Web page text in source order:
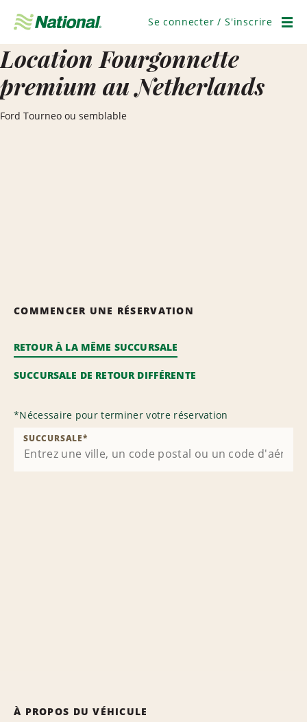
navigation
Se connecter / S'inscrire
Location Fourgonnette
premium au Netherlands
Ford Tourneo ou semblable
COMMENCER UNE RÉSERVATION
RETOUR À LA MÊME SUCCURSALE
SUCCURSALE DE RETOUR DIFFÉRENTE
*Nécessaire pour terminer votre réservation
SUCCURSALE*
À PROPOS DU VÉHICULE